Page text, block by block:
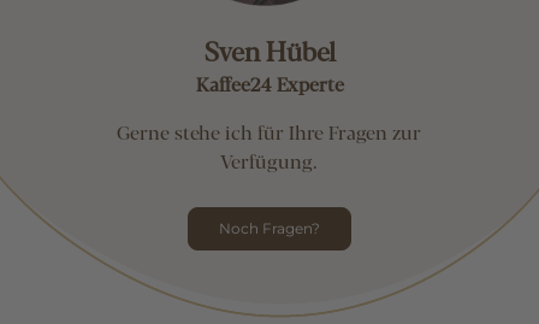
Sven Hübel
Kaffee24 Experte
Gerne stehe ich für Ihre Fragen zur
Verfügung.
Noch Fragen?